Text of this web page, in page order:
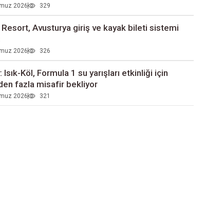
2026 329
Avusturya giriş ve kayak bileti sistemi
2026 326
Isık-Köl, Formula 1 su yarışları etkinliği için
fazla misafir bekliyor
2026 321